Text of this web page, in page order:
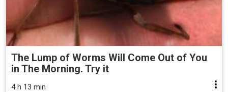
The Lump of Worms Will Come Out of You
in The Morning. Try it
4 h 13 min